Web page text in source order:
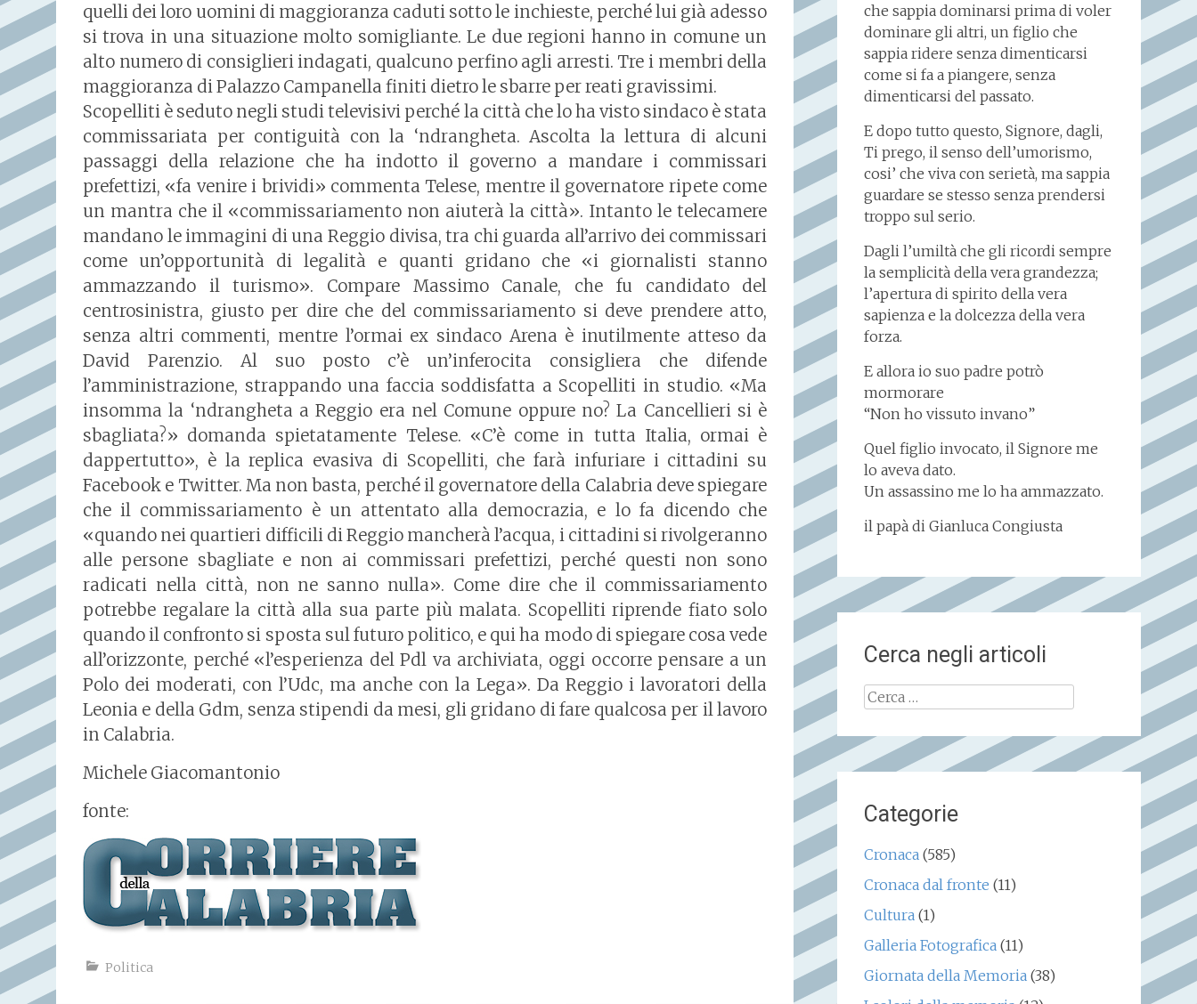
quelli dei loro uomini di maggioranza caduti sotto le inchieste, perché lui già adesso
si trova in una situazione molto somigliante. Le due regioni hanno in comune un
alto numero di consiglieri indagati, qualcuno perfino agli arresti. Tre i membri della
maggioranza di Palazzo Campanella finiti dietro le sbarre per reati gravissimi.
Scopelliti è seduto negli studi televisivi perché la città che lo ha visto sindaco è stata
commissariata per contiguità con la ‘ndrangheta. Ascolta la lettura di alcuni
passaggi della relazione che ha indotto il governo a mandare i commissari
prefettizi, «fa venire i brividi» commenta Telese, mentre il governatore ripete come
un mantra che il «commissariamento non aiuterà la città». Intanto le telecamere
mandano le immagini di una Reggio divisa, tra chi guarda all’arrivo dei commissari
come un’opportunità di legalità e quanti gridano che «i giornalisti stanno
ammazzando il turismo». Compare Massimo Canale, che fu candidato del
centrosinistra, giusto per dire che del commissariamento si deve prendere atto,
senza altri commenti, mentre l’ormai ex sindaco Arena è inutilmente atteso da
David Parenzio. Al suo posto c’è un’inferocita consigliera che difende
l’amministrazione, strappando una faccia soddisfatta a Scopelliti in studio. «Ma
insomma la ‘ndrangheta a Reggio era nel Comune oppure no? La Cancellieri si è
sbagliata?» domanda spietatamente Telese. «C’è come in tutta Italia, ormai è
dappertutto», è la replica evasiva di Scopelliti, che farà infuriare i cittadini su
Facebook e Twitter. Ma non basta, perché il governatore della Calabria deve spiegare
che il commissariamento è un attentato alla democrazia, e lo fa dicendo che
«quando nei quartieri difficili di Reggio mancherà l’acqua, i cittadini si rivolgeranno
alle persone sbagliate e non ai commissari prefettizi, perché questi non sono
radicati nella città, non ne sanno nulla». Come dire che il commissariamento
potrebbe regalare la città alla sua parte più malata. Scopelliti riprende fiato solo
quando il confronto si sposta sul futuro politico, e qui ha modo di spiegare cosa vede
all’orizzonte, perché «l’esperienza del Pdl va archiviata, oggi occorre pensare a un
Polo dei moderati, con l’Udc, ma anche con la Lega». Da Reggio i lavoratori della
Leonia e della Gdm, senza stipendi da mesi, gli gridano di fare qualcosa per il lavoro
in Calabria.
Michele Giacomantonio
fonte:
Politica
che sappia dominarsi prima di voler
dominare gli altri, un figlio che
sappia ridere senza dimenticarsi
come si fa a piangere, senza
dimenticarsi del passato.
E dopo tutto questo, Signore, dagli,
Ti prego, il senso dell’umorismo,
cosi’ che viva con serietà, ma sappia
guardare se stesso senza prendersi
troppo sul serio.
Dagli l’umiltà che gli ricordi sempre
la semplicità della vera grandezza;
l’apertura di spirito della vera
sapienza e la dolcezza della vera
forza.
E allora io suo padre potrò
mormorare
“Non ho vissuto invano”
Quel figlio invocato, il Signore me
lo aveva dato.
Un assassino me lo ha ammazzato.
il papà di Gianluca Congiusta
Cerca negli articoli
Ricerca
Categorie
Cronaca(585)
Cronaca dal fronte (11)
Cultura(1)
Galleria Fotografica(11)
Giornata della Memoria(38)